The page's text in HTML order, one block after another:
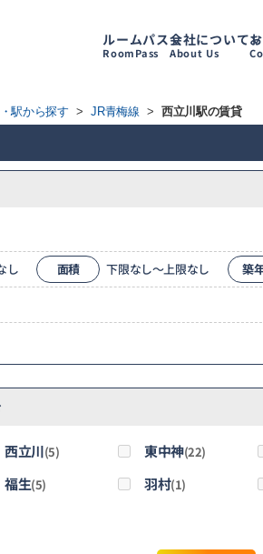
ルームパス
RoomPass
会社について
About Us
駅から探す > JR青梅線 > 西立川駅の賃貸
し 面積 下限なし～上限なし 築
西立川(5) 東中神(22)
福生(5) 羽村(1)